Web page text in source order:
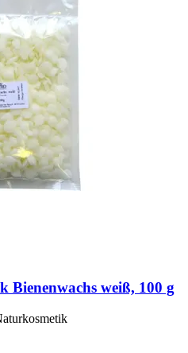
Bienenwachs weiß, 100 g